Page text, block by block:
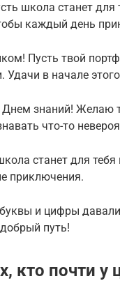
школа станет
каждый день
Пусть твой
в начале
знаний! Желаю
что-то
станет для
приключения.
и цифры
путь!
кто почти у